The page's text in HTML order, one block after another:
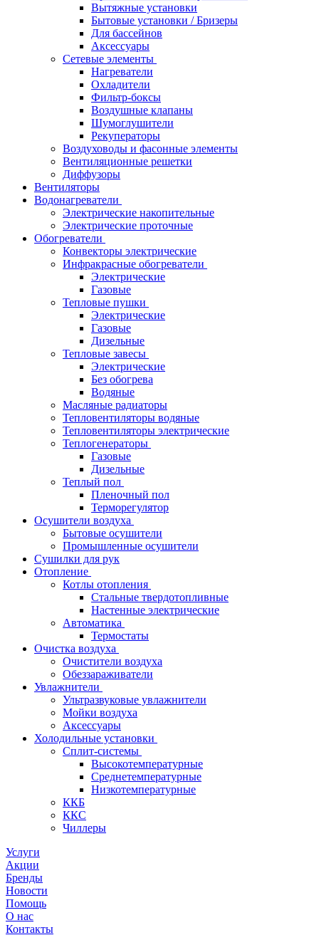
Вытяжные установки
Бытовые установки / Бризеры
Для бассейнов
Аксессуары
Сетевые элементы
Нагреватели
Охладители
Фильтр-боксы
Воздушные клапаны
Шумоглушители
Рекуператоры
Воздуховоды и фасонные элементы
Вентиляционные решетки
Диффузоры
Вентиляторы
Водонагреватели
Электрические накопительные
Электрические проточные
Обогреватели
Конвекторы электрические
Инфракрасные обогреватели
Электрические
Газовые
Тепловые пушки
Электрические
Газовые
Дизельные
Тепловые завесы
Электрические
Без обогрева
Водяные
Масляные радиаторы
Тепловентиляторы водяные
Тепловентиляторы электрические
Теплогенераторы
Газовые
Дизельные
Теплый пол
Пленочный пол
Терморегулятор
Осушители воздуха
Бытовые осушители
Промышленные осушители
Сушилки для рук
Отопление
Котлы отопления
Стальные твердотопливные
Настенные электрические
Автоматика
Термостаты
Очистка воздуха
Очистители воздуха
Обеззараживатели
Увлажнители
Ультразвуковые увлажнители
Мойки воздуха
Аксессуары
Холодильные установки
Сплит-системы
Высокотемпературные
Среднетемпературные
Низкотемпературные
ККБ
ККС
Чиллеры
Услуги
Акции
Бренды
Новости
Помощь
О нас
Контакты